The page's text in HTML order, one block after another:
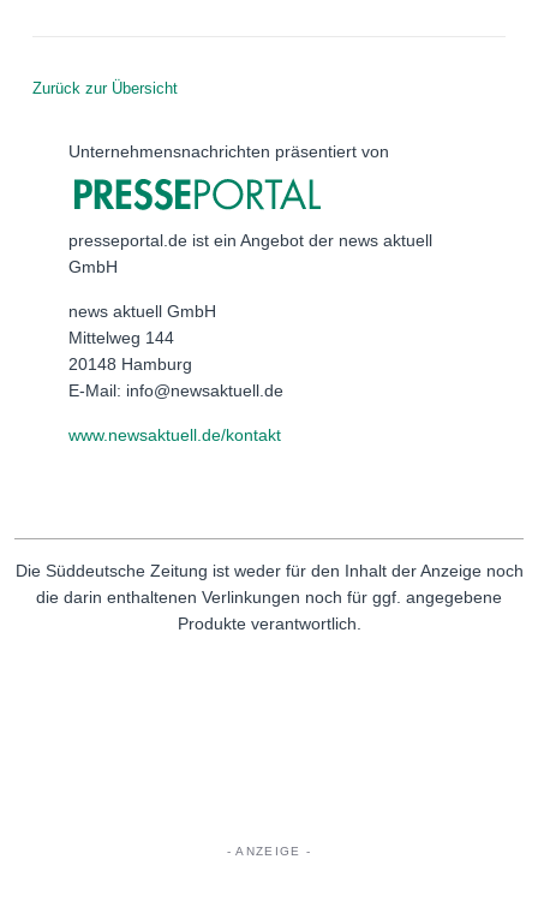
Zurück zur Übersicht
Unternehmensnachrichten präsentiert von
presseportal.de ist ein Angebot der news aktuell
GmbH
news aktuell GmbH
Mittelweg 144
20148 Hamburg
E-Mail: info@newsaktuell.de
www.newsaktuell.de/kontakt
Die Süddeutsche Zeitung ist weder für den Inhalt der Anzeige noch
die darin enthaltenen Verlinkungen noch für ggf. angegebene
Produkte verantwortlich.